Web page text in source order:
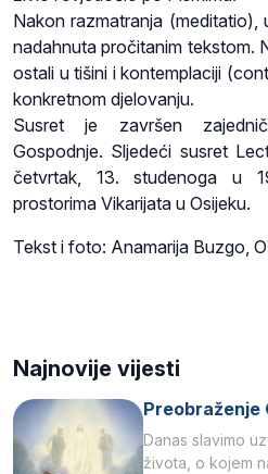
Nakon razmatranja (meditatio),
nadahnuta pročitanim tekstom.
ostali u tišini i kontemplaciji
konkretnom djelovanju.
Susret je završen
Gospodnje. Sljedeći susret
četvrtak, 13. studenoga u
prostorima Vikarijata u Osijeku.
Tekst i foto: Anamarija Buzgo,
Najnovije vijesti
Preobraženje
Danas slavimo
života, o kojem